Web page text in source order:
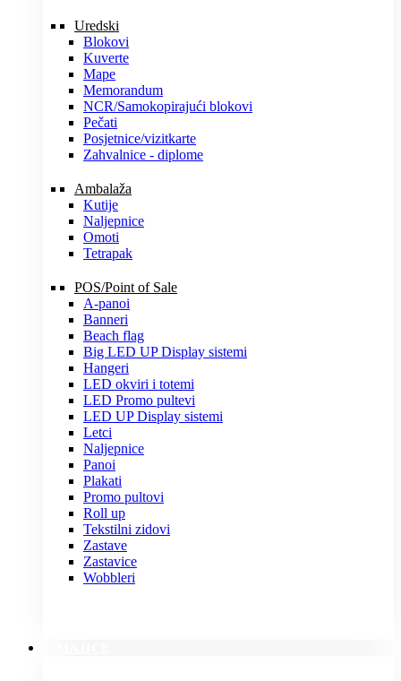
Uredski
Blokovi
Kuverte
Mape
Memorandum
NCR/Samokopirajući blokovi
Pečati
Posjetnice/vizitkarte
Zahvalnice - diplome
Ambalaža
Kutije
Naljepnice
Omoti
Tetrapak
POS/Point of Sale
A-panoi
Banneri
Beach flag
Big LED UP Display sistemi
Hangeri
LED okviri i totemi
LED Promo pultevi
LED UP Display sistemi
Letci
Naljepnice
Panoi
Plakati
Promo pultovi
Roll up
Tekstilni zidovi
Zastave
Zastavice
Wobbleri